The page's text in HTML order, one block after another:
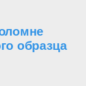
образца